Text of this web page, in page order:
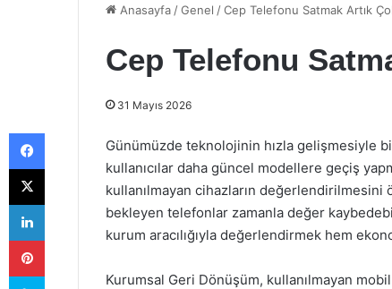
Anasayfa /Genel /Cep Telefonu Satmak Artık
Cep Telefonu
31 Mayıs 2026
Günümüzde teknolojinin hızla gelişmesiyle
kullanıcılar daha güncel modellere geçiş
kullanılmayan cihazların
bekleyen telefonlar zamanla değer
kurum aracılığıyla değerlendirmek hem
Kurumsal Geri Dönüşüm, kullanılmayan
Facebook
X
LinkedIn
Pinterest
Skype